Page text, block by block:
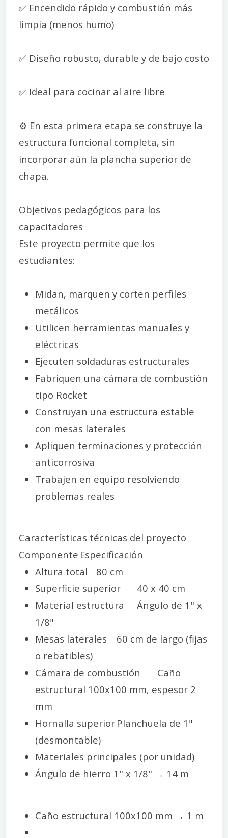
✅ Encendido rápido y combustión más
limpia (menos humo)
✅ Diseño robusto, durable y de bajo costo
✅ Ideal para cocinar al aire libre
⚙️ En esta primera etapa se construye la
estructura funcional completa, sin
incorporar aún la plancha superior de
chapa.
Objetivos pedagógicos para los
capacitadores
Este proyecto permite que los
estudiantes:
Midan, marquen y corten perfiles
metálicos
Utilicen herramientas manuales y
eléctricas
Ejecuten soldaduras estructurales
Fabriquen una cámara de combustión
tipo Rocket
Construyan una estructura estable
con mesas laterales
Apliquen terminaciones y protección
anticorrosiva
Trabajen en equipo resolviendo
problemas reales
Características técnicas del proyecto
Componente Especificación
Altura total
80 cm
Superficie superior
40 x 40 cm
Material estructura
Ángulo de 1" x
1/8"
Mesas laterales
60 cm de largo (fijas
o rebatibles)
Cámara de combustión
Caño
estructural 100x100 mm, espesor 2
mm
Hornalla superior Planchuela de 1"
(desmontable)
Materiales principales (por unidad)
Ángulo de hierro 1" x 1/8" → 14 m
Caño estructural 100x100 mm → 1 m